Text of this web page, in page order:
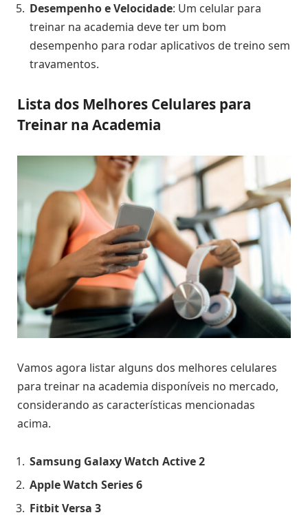
Desempenho e Velocidade: Um celular para
treinar na academia deve ter um bom
desempenho para rodar aplicativos de treino sem
travamentos.
Lista dos Melhores Celulares para
Treinar na Academia
Vamos agora listar alguns dos melhores celulares
para treinar na academia disponíveis no mercado,
considerando as características mencionadas
acima.
Samsung Galaxy Watch Active 2
Apple Watch Series 6
Fitbit Versa 3